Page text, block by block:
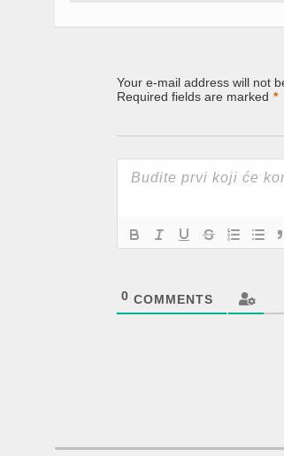
Your e-mail address will not
Required fields are marked *
0 COMMENTS